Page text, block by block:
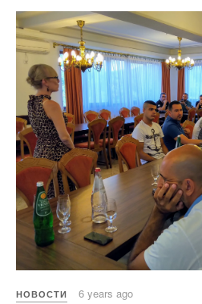
НОВОСТИ 6 years ago